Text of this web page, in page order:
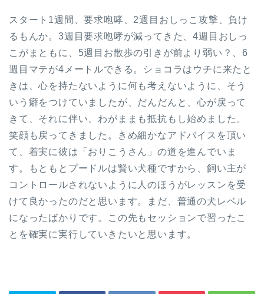
スタート1週間、要求咆哮、2週目おしっこ攻撃、負け
るもんか。3週目要求咆哮が減ってきた、4週目おしっ
こがまともに、5週目お散歩の引きが前より弱い？、6
週目マテが4メートルできる。ショコラはウチに来たと
きは、心を持たないように何も考えないように、そう
いう癖をつけていましたが、だんだんと、心が戻って
きて、それに伴い、わがままも抵抗もし始めました。
笑顔も戻ってきました。きめ細かなアドバイスを頂い
て、着実に彼は「おりこうさん」の道を進んでいま
す。もともとプードルは賢い犬種ですから、飼い主が
コントロールされないように人のほうがレッスンを受
けて良かったのだと思います。まだ、普通の犬レベル
になったばかりです。この先もセッションで習ったこ
とを確実に実行していきたいと思います。